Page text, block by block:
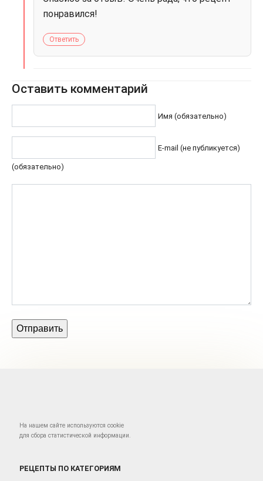
понравился!
Ответить
Оставить комментарий
Имя (обязательно)
E-mail (не публикуется)
(обязательно)
На нашем сайте используются cookie
для сбора статистической информации.
РЕЦЕПТЫ ПО КАТЕГОРИЯМ